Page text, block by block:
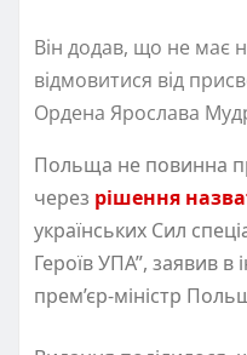
Він додав, що не має
відмовитися від
Ордена Ярослава
Польща не повинна
через рішення
українських Сил
Героїв УПА”, заявив в
прем’єр-міністр